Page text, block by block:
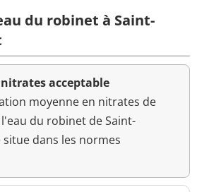
du robinet à Saint-
acceptable
moyenne en nitrates de
du robinet de Saint-
dans les normes